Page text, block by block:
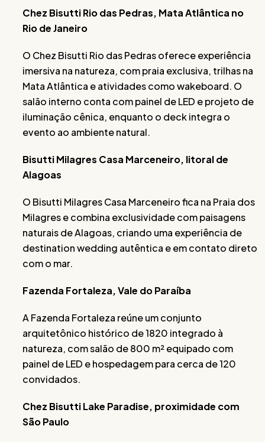
Chez Bisutti Rio das Pedras, Mata Atlântica no
Rio de Janeiro
O Chez Bisutti Rio das Pedras oferece experiência
imersiva na natureza, com praia exclusiva, trilhas na
Mata Atlântica e atividades como wakeboard. O
salão interno conta com painel de LED e projeto de
iluminação cênica, enquanto o deck integra o
evento ao ambiente natural.
Bisutti Milagres Casa Marceneiro, litoral de
Alagoas
O Bisutti Milagres Casa Marceneiro fica na Praia dos
Milagres e combina exclusividade com paisagens
naturais de Alagoas, criando uma experiência de
destination wedding autêntica e em contato direto
com o mar.
Fazenda Fortaleza, Vale do Paraíba
A Fazenda Fortaleza reúne um conjunto
arquitetônico histórico de 1820 integrado à
natureza, com salão de 800 m² equipado com
painel de LED e hospedagem para cerca de 120
convidados.
Chez Bisutti Lake Paradise, proximidade com
São Paulo